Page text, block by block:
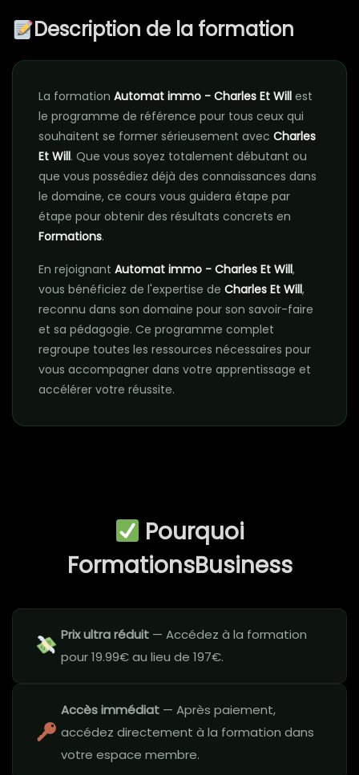
Description de la formation
La formation Automat immo - Charles Et Will est
le programme de référence pour tous ceux qui
souhaitent se former sérieusement avec Charles
Et Will. Que vous soyez totalement débutant ou
que vous possédiez déjà des connaissances dans
le domaine, ce cours vous guidera étape par
étape pour obtenir des résultats concrets en
Formations.
En rejoignant Automat immo - Charles Et Will,
vous bénéficiez de l'expertise de Charles Et Will,
reconnu dans son domaine pour son savoir-faire
et sa pédagogie. Ce programme complet
regroupe toutes les ressources nécessaires pour
vous accompagner dans votre apprentissage et
accélérer votre réussite.
Pourquoi
FormationsBusiness
Prix ultra réduit — Accédez à la formation
pour 19.99€ au lieu de 197€.
Accès immédiat — Après paiement,
accédez directement à la formation dans
votre espace membre.